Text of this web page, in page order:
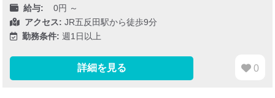
給与: 0円 ～
アクセス: JR五反田駅から徒歩9分
勤務条件: 週1日以上
詳細を見る 0